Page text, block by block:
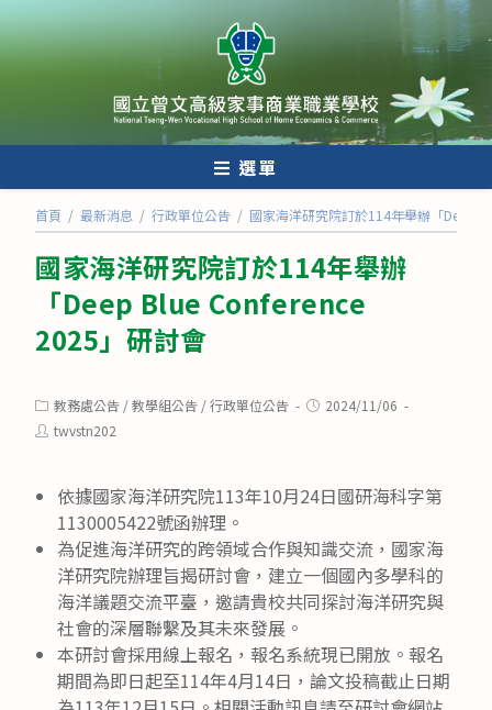
跳
轉
至
內
選單
首頁 / 最新消息 / 行政單位公告 / 國家海洋研究院訂於114年舉辦「Deep
國家海洋研究院訂於114年舉辦
「Deep Blue Conference
2025」研討會
Post
category:
教務處公告 /教學組公告 /行政單位公告
Post2024/11/06
Posttwvstn202
依據國家海洋研究院113年10月24日國研海科字第
1130005422號函辦理。
為促進海洋研究的跨領域合作與知識交流，國家海
洋研究院辦理旨揭研討會，建立一個國內多學科的
海洋議題交流平臺，邀請貴校共同探討海洋研究與
社會的深層聯繫及其未來發展。
本研討會採用線上報名，報名系統現已開放。報名
期間為即日起至114年4月14日，論文投稿截止日期